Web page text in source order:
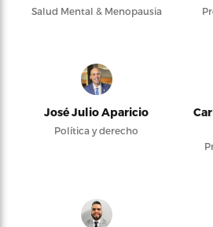
Salud Mental & Menopausia
José Julio Aparicio
Política y derecho